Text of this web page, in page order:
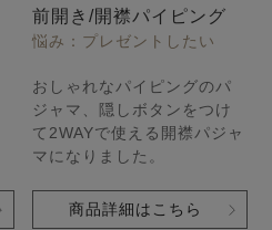
前開き/開襟パイピング
悩み：プレゼントしたい
おしゃれなパイピングのパ
ジャマ、隠しボタンをつけ
て2WAYで使える開襟パジャ
マになりました。
商品詳細はこちら